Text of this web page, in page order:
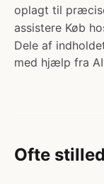
oplagt til
assistere Køb
Dele af
med hjælp fra
Ofte